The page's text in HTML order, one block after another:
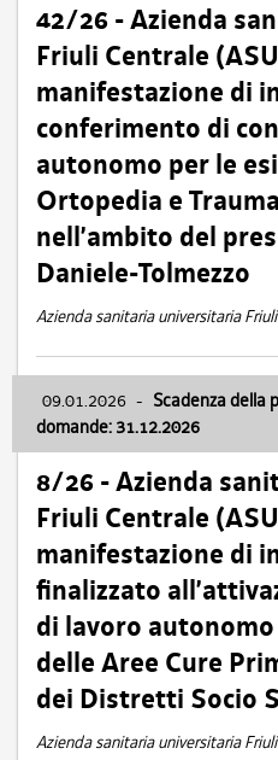
42/26 - Azienda
Friuli Centrale
manifestazione di
conferimento di
autonomo per le
Ortopedia e
nell’ambito del
Daniele-Tolmezzo
Azienda sanitaria universitaria
09.01.2026 - Scadenza della
domande: 31.12.2026
8/26 - Azienda
Friuli Centrale
manifestazione di
finalizzato
di lavoro
delle Aree Cure
dei Distretti Socio
Azienda sanitaria universitaria